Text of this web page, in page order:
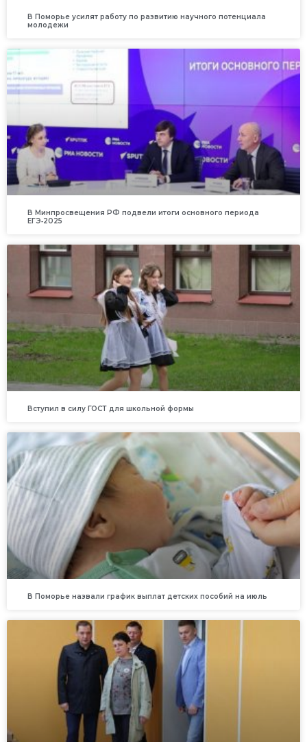
В Поморье усилят работу по развитию научного потенциала
молодежи
В Минпросвещения РФ подвели итоги основного периода
ЕГЭ‑2025
Вступил в силу ГОСТ для школьной формы
В Поморье назвали график выплат детских пособий на июль